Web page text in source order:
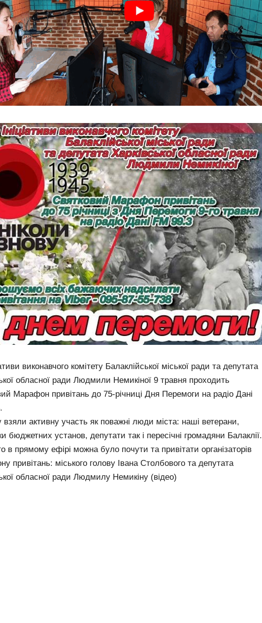
виконавчого комітету Балаклійської міської ради та депутата
обласної ради Людмили Немикіної 9 травня проходить
Марафон привітань до 75-річниці Дня Перемоги на радіо Дані
активну участь як поважні люди міста: наші ветерани,
бюджетних установ, депутати так і пересічні громадяни Балаклії.
в прямому ефірі можна було почути та привітати організаторів
привітань: міського голову Івана Столбового та депутата
обласної ради Людмилу Немикіну (відео)